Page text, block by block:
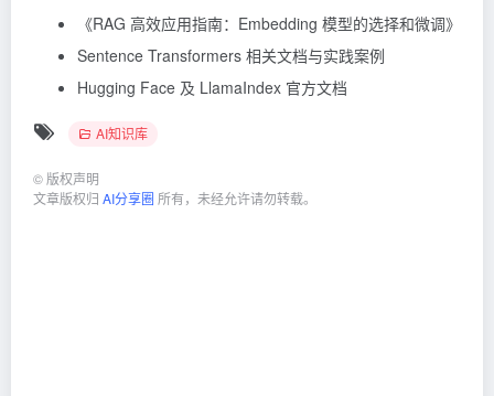
《RAG 高效应用指南：Embedding 模型的选择和微调》
Sentence Transformers 相关文档与实践案例
Hugging Face 及 LlamaIndex 官方文档
AI知识库
© 版权声明
文章版权归 AI分享圈 所有，未经允许请勿转载。